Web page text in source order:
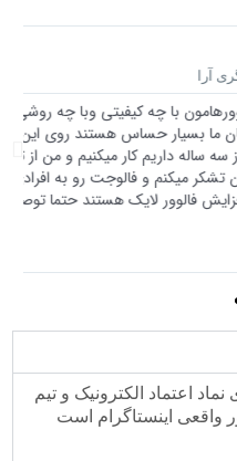
ت
ر
ب
خ
و
ا
ن
با چه کیفیتی وبا چه روشی
حساس هستند روی این
کار میکنیم و من از تیم
و فالوجت رو به افرادی که
لایک هستند حتما توصیه
ب
ع
د
اعتماد الکترونیک و تیم